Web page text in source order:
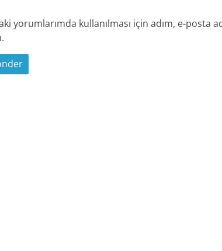
yorumlarımda kullanılması için adım, e-posta